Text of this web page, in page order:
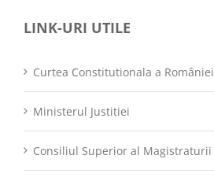
LINK-URI UTILE
Curtea Constitutionala a României
Ministerul Justitiei
Consiliul Superior al Magistraturii